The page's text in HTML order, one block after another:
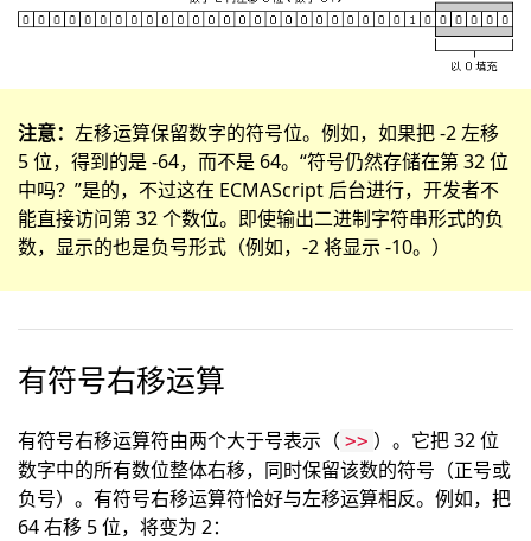
注意： 左移运算保留数字的符号位。例如，如果把 -2 左移
5 位，得到的是 -64，而不是 64。“符号仍然存储在第 32 位
中吗？”是的，不过这在 ECMAScript 后台进行，开发者不
能直接访问第 32 个数位。即使输出二进制字符串形式的负
数，显示的也是负号形式（例如，-2 将显示 -10。）
有符号右移运算
有符号右移运算符由两个大于号表示（ >> ）。它把 32 位
数字中的所有数位整体右移，同时保留该数的符号（正号或
负号）。有符号右移运算符恰好与左移运算相反。例如，把
64 右移 5 位，将变为 2：